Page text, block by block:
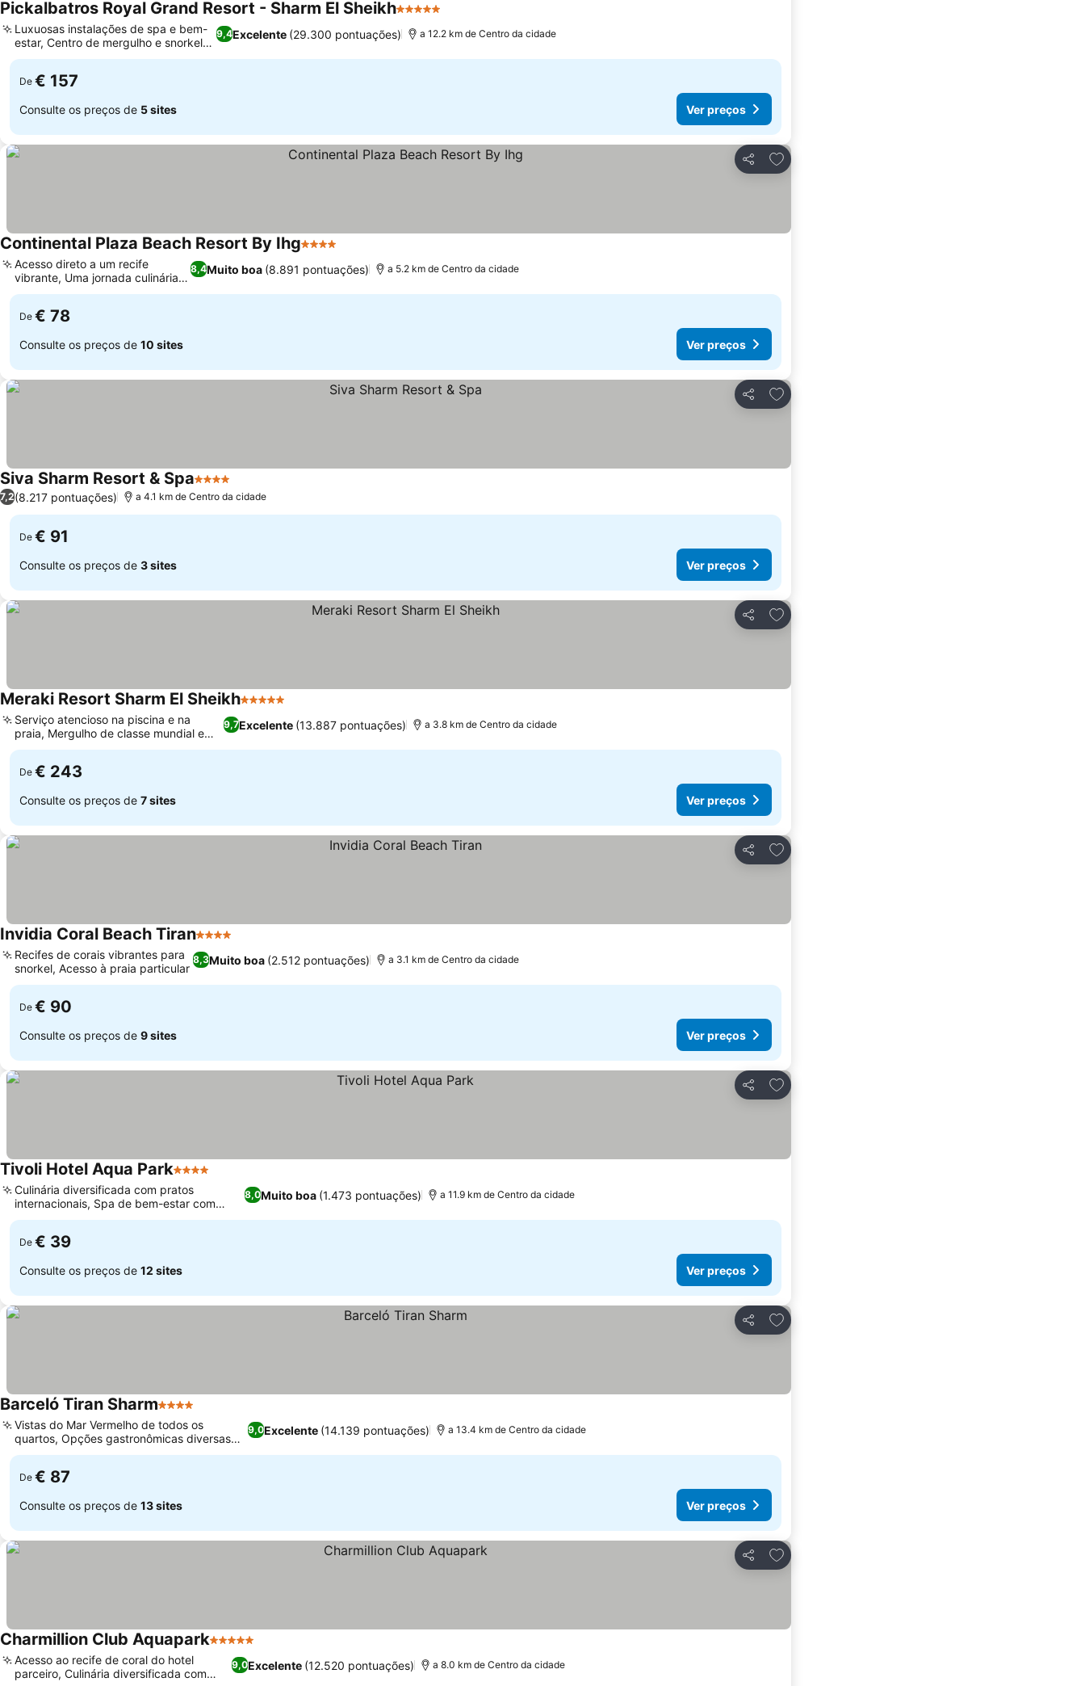
Pickalbatros Royal Grand Resort - Sharm El Sheikh5 Estrelas
9,4Excelente (29.300 pontuações)
Luxuosas instalações de spa e bem-
estar, Centro de mergulho e snorkel
no local
a 12.2 km de Centro da cidade
De € 157
Consulte os preços de 5 sites Ver preços
Partilhar
Adicionar aos favoritos
Continental Plaza Beach Resort By Ihg4 Estrelas
8,4Muito boa (8.891 pontuações)
Acesso direto a um recife
vibrante, Uma jornada culinária
diversa
a 5.2 km de Centro da cidade
De € 78
Consulte os preços de 10 sites Ver preços
Partilhar
Adicionar aos favoritos
Siva Sharm Resort & Spa4 Estrelas
7,2(8.217 pontuações) a 4.1 km de Centro da cidade
De € 91
Consulte os preços de 3 sites Ver preços
Partilhar
Adicionar aos favoritos
Meraki Resort Sharm El Sheikh5 Estrelas
9,7Excelente (13.887 pontuações)
Serviço atencioso na piscina e na
praia, Mergulho de classe mundial em
Ras Nasrani
a 3.8 km de Centro da cidade
De € 243
Consulte os preços de 7 sites Ver preços
Partilhar
Adicionar aos favoritos
Invidia Coral Beach Tiran4 Estrelas
8,3Muito boa (2.512 pontuações)
Recifes de corais vibrantes para
snorkel, Acesso à praia particular
a 3.1 km de Centro da cidade
De € 90
Consulte os preços de 9 sites Ver preços
Partilhar
Adicionar aos favoritos
Tivoli Hotel Aqua Park4 Estrelas
8,0Muito boa (1.473 pontuações)
Culinária diversificada com pratos
internacionais, Spa de bem-estar com
tratamentos completos
a 11.9 km de Centro da cidade
De € 39
Consulte os preços de 12 sites Ver preços
Partilhar
Adicionar aos favoritos
Barceló Tiran Sharm4 Estrelas
9,0Excelente (14.139 pontuações)
Vistas do Mar Vermelho de todos os
quartos, Opções gastronômicas diversas
com alternativas halal
a 13.4 km de Centro da cidade
De € 87
Consulte os preços de 13 sites Ver preços
Partilhar
Adicionar aos favoritos
Charmillion Club Aquapark5 Estrelas
9,0Excelente (12.520 pontuações)
Acesso ao recife de coral do hotel
parceiro, Culinária diversificada com
a 8.0 km de Centro da cidade